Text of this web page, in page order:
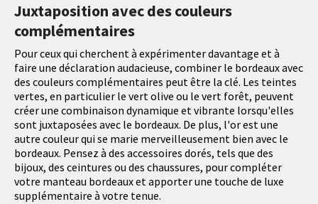
Juxtaposition avec des couleurs
complémentaires
Pour ceux qui cherchent à expérimenter davantage et à
faire une déclaration audacieuse, combiner le bordeaux avec
des couleurs complémentaires peut être la clé. Les teintes
vertes, en particulier le vert olive ou le vert forêt, peuvent
créer une combinaison dynamique et vibrante lorsqu'elles
sont juxtaposées avec le bordeaux. De plus, l'or est une
autre couleur qui se marie merveilleusement bien avec le
bordeaux. Pensez à des accessoires dorés, tels que des
bijoux, des ceintures ou des chaussures, pour compléter
votre manteau bordeaux et apporter une touche de luxe
supplémentaire à votre tenue.